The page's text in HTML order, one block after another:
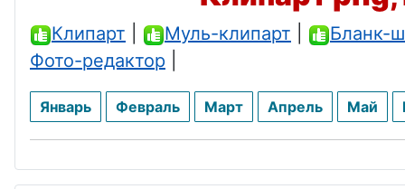
Клипарт Муль-клипарт Бланк-
Фото-редактор
Январь Февраль Март Апрель Май